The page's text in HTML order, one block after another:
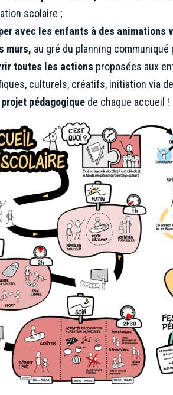
scolaire ;
avec les enfants à des animations
murs, au gré du planning
toutes les actions proposées aux
culturels, créatifs, initiation via
projet pédagogique de chaque accueil !